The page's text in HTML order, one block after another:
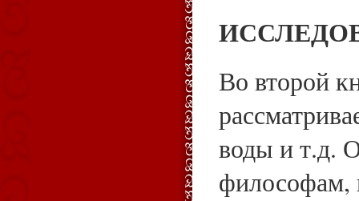
Во второй
воды и т.д.
философам,